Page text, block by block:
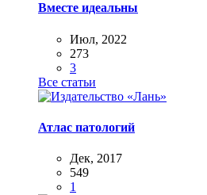
Вместе идеальны
Июл, 2022
273
3
Все статьи
Атлас патологий
Дек, 2017
549
1